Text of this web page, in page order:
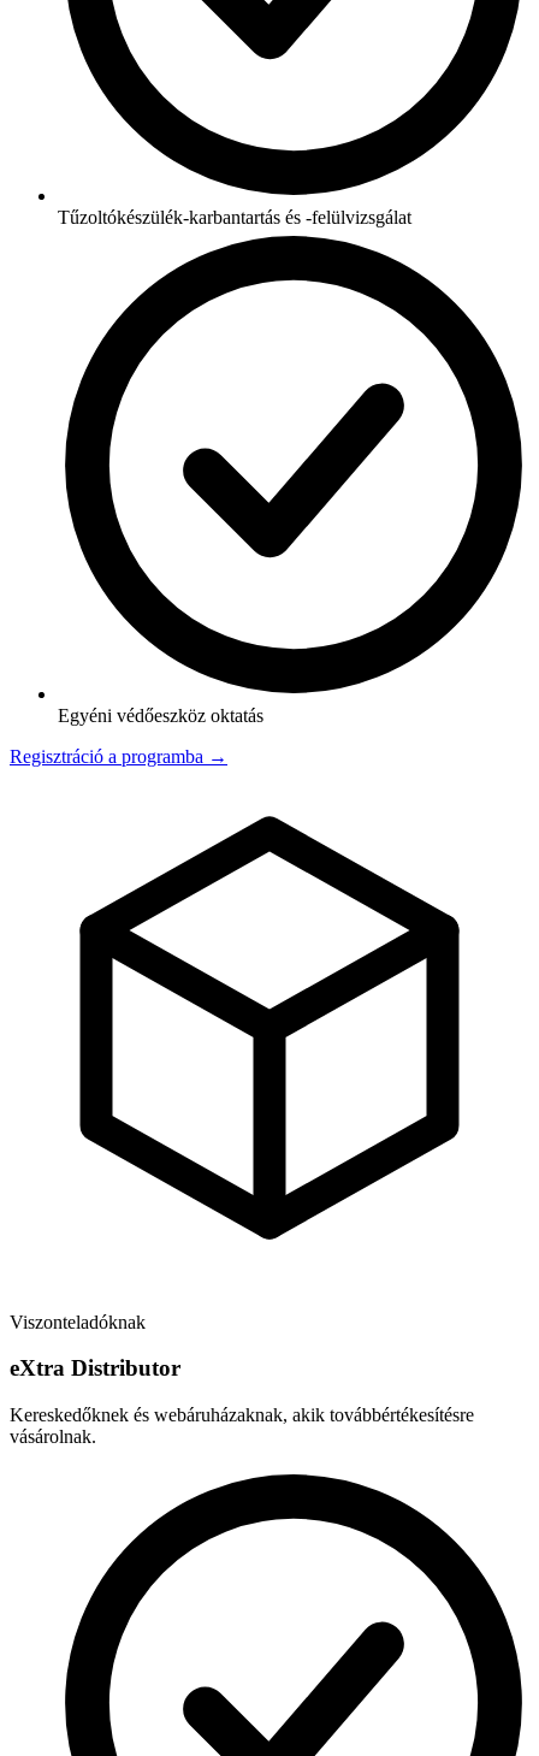
Tűzoltókészülék-karbantartás és -felülvizsgálat
Egyéni védőeszköz oktatás
Regisztráció a programba →
Viszonteladóknak
eXtra Distributor
Kereskedőknek és webáruházaknak, akik továbbértékesítésre
vásárolnak.